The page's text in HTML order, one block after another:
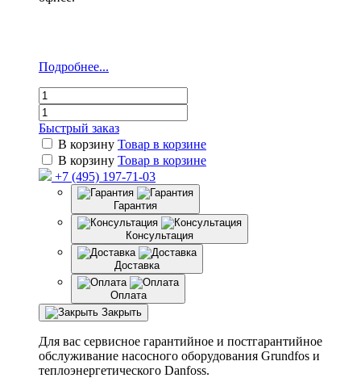
Подробнее...
Быстрый заказ
В корзину Товар в корзине
В корзину Товар в корзине
+7 (495) 197-71-03
Гарантия
Консультация
Доставка
Оплата
Закрыть
Для вас сервисное гарантийное и постгарантийное
обслуживание насосного оборудования Grundfos и
теплоэнергетического Danfoss.